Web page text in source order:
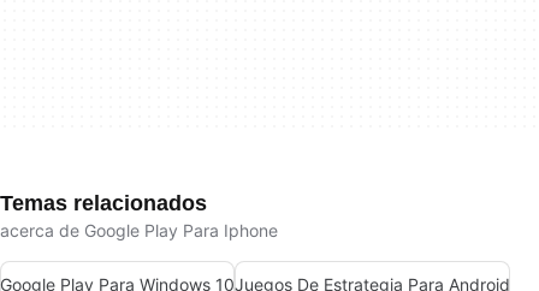
Temas relacionados
acerca de Google Play Para Iphone
Google Play Para Windows 10Juegos De Estrategia Para Android